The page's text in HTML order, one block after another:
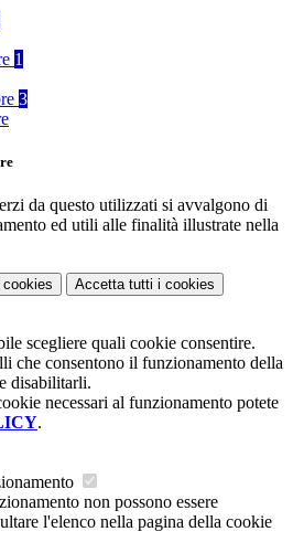
1
3
da questo utilizzati si avvalgono di
ed utili alle finalità illustrate nella
cookies Accetta tutti i cookies
scegliere quali cookie consentire.
che consentono il funzionamento della
disabilitarli.
necessari al funzionamento potete
.
non possono essere
l'elenco nella pagina della cookie